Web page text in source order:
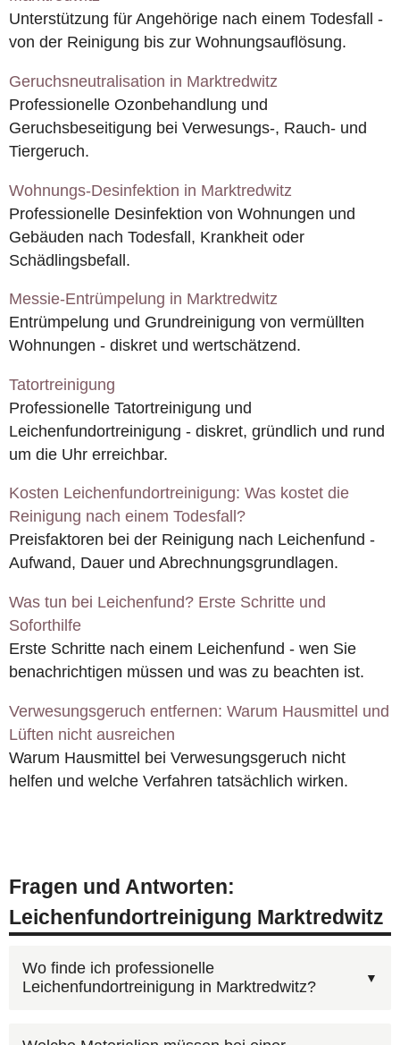
Unterstützung für Angehörige nach einem Todesfall -
von der Reinigung bis zur Wohnungsauflösung.
Geruchsneutralisation in Marktredwitz
Professionelle Ozonbehandlung und
Geruchsbeseitigung bei Verwesungs-, Rauch- und
Tiergeruch.
Wohnungs-Desinfektion in Marktredwitz
Professionelle Desinfektion von Wohnungen und
Gebäuden nach Todesfall, Krankheit oder
Schädlingsbefall.
Messie-Entrümpelung in Marktredwitz
Entrümpelung und Grundreinigung von vermüllten
Wohnungen - diskret und wertschätzend.
Tatortreinigung
Professionelle Tatortreinigung und
Leichenfundortreinigung - diskret, gründlich und rund
um die Uhr erreichbar.
Kosten Leichenfundortreinigung: Was kostet die
Reinigung nach einem Todesfall?
Preisfaktoren bei der Reinigung nach Leichenfund -
Aufwand, Dauer und Abrechnungsgrundlagen.
Was tun bei Leichenfund? Erste Schritte und
Soforthilfe
Erste Schritte nach einem Leichenfund - wen Sie
benachrichtigen müssen und was zu beachten ist.
Verwesungsgeruch entfernen: Warum Hausmittel und
Lüften nicht ausreichen
Warum Hausmittel bei Verwesungsgeruch nicht
helfen und welche Verfahren tatsächlich wirken.
Fragen und Antworten:
Leichenfundortreinigung Marktredwitz
Wo finde ich professionelle
Leichenfundortreinigung in Marktredwitz?
Unter0800 6003005erreichen Sie unsere